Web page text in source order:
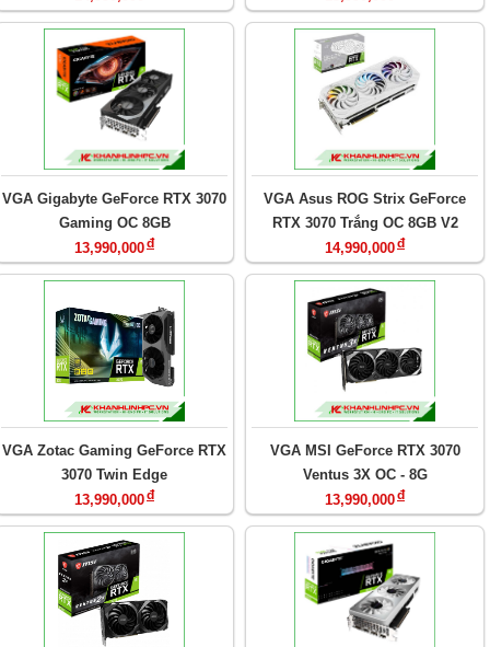
VGA Gigabyte GeForce RTX 3070
Gaming OC 8GB
13,990,000đ
VGA Asus ROG Strix GeForce
RTX 3070 Trắng OC 8GB V2
14,990,000đ
VGA Zotac Gaming GeForce RTX
3070 Twin Edge
13,990,000đ
VGA MSI GeForce RTX 3070
Ventus 3X OC - 8G
13,990,000đ